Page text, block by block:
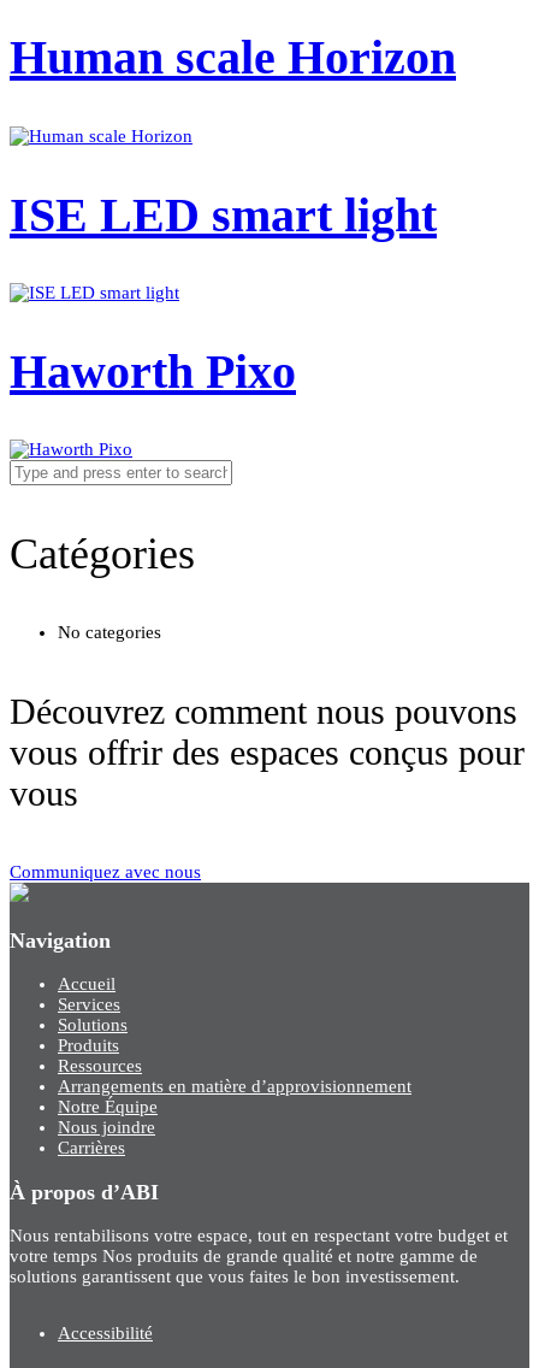
Human scale Horizon
ISE LED smart light
Haworth Pixo
Catégories
No categories
Découvrez comment nous pouvons
vous offrir des espaces conçus pour
vous
Communiquez avec nous
Navigation
Accueil
Services
Solutions
Produits
Ressources
Arrangements en matière d’approvisionnement
Notre Équipe
Nous joindre
Carrières
À propos d’ABI
Nous rentabilisons votre espace, tout en respectant votre budget et
votre temps Nos produits de grande qualité et notre gamme de
solutions garantissent que vous faites le bon investissement.
Accessibilité